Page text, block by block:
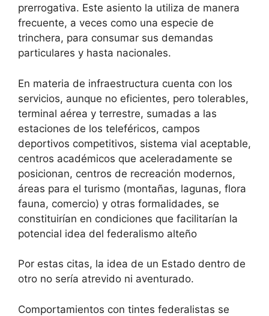
prerrogativa. Este asiento la utiliza de manera
frecuente, a veces como una especie de
trinchera, para consumar sus demandas
particulares y hasta nacionales.
En materia de infraestructura cuenta con los
servicios, aunque no eficientes, pero tolerables,
terminal aérea y terrestre, sumadas a las
estaciones de los teleféricos, campos
deportivos competitivos, sistema vial aceptable,
centros académicos que aceleradamente se
posicionan, centros de recreación modernos,
áreas para el turismo (montañas, lagunas, flora
fauna, comercio) y otras formalidades, se
constituirían en condiciones que facilitarían la
potencial idea del federalismo alteño
Por estas citas, la idea de un Estado dentro de
otro no sería atrevido ni aventurado.
Comportamientos con tintes federalistas se